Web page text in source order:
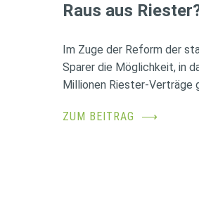
Raus aus
Im Zuge der Reform der
Sparer die Möglichkeit, in
Millionen Riester-Verträge
ZUM BEITRAG ⟶